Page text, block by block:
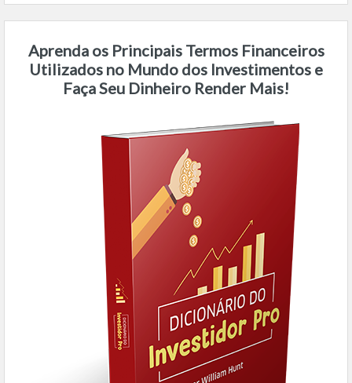
Aprenda os Principais Termos Financeiros
Utilizados no Mundo dos Investimentos e
Faça Seu Dinheiro Render Mais!